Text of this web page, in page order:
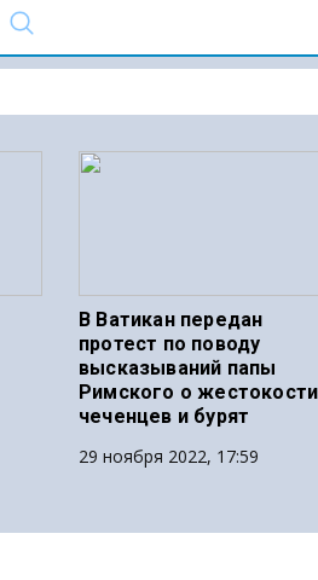
В Ватикан передан
протест по поводу
высказываний папы
Римского о жестокости
чеченцев и бурят
29 ноября 2022, 17:59